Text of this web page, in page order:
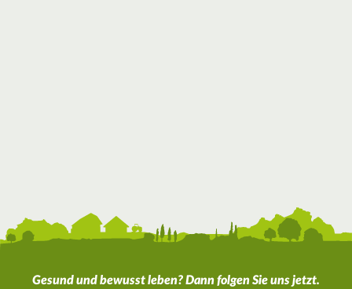
Gesund und bewusst leben? Dann folgen Sie uns jetzt.